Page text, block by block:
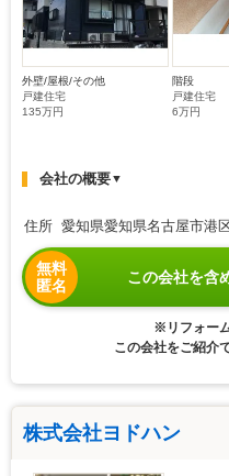
外壁/屋根/その他
戸建住宅
135万円
階段
戸建住宅
6万円
会社の概要▼
住所 愛知県愛知県名古屋市港
無料
匿名
この会社を含
※リフォー
この会社をご紹介
株式会社ヨドハン